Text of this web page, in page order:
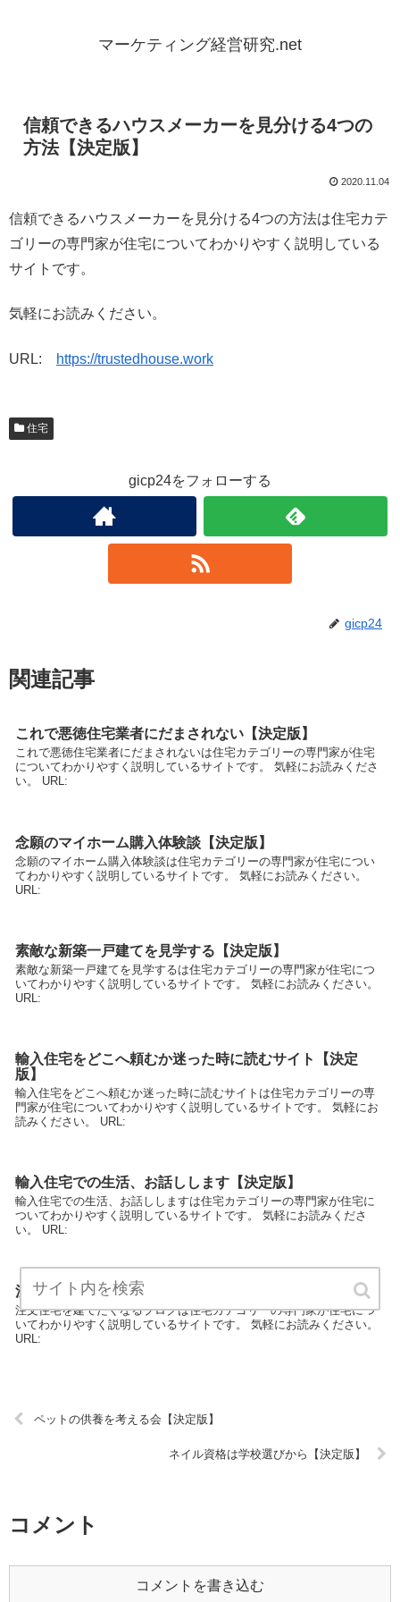
マーケティング経営研究.net
信頼できるハウスメーカーを見分ける4つの
方法【決定版】
2020.11.04
信頼できるハウスメーカーを見分ける4つの方法は住宅カテ
ゴリーの専門家が住宅についてわかりやすく説明している
サイトです。
気軽にお読みください。
URL: https://trustedhouse.work
住宅
gicp24をフォローする
gicp24
関連記事
これで悪徳住宅業者にだまされない【決定版】
これで悪徳住宅業者にだまされないは住宅カテゴリーの専門家が住宅
についてわかりやすく説明しているサイトです。 気軽にお読みくださ
い。 URL:
念願のマイホーム購入体験談【決定版】
念願のマイホーム購入体験談は住宅カテゴリーの専門家が住宅につい
てわかりやすく説明しているサイトです。 気軽にお読みください。
URL:
素敵な新築一戸建てを見学する【決定版】
素敵な新築一戸建てを見学するは住宅カテゴリーの専門家が住宅につ
いてわかりやすく説明しているサイトです。 気軽にお読みください。
URL:
輸入住宅をどこへ頼むか迷った時に読むサイト【決定
版】
輸入住宅をどこへ頼むか迷った時に読むサイトは住宅カテゴリーの専
門家が住宅についてわかりやすく説明しているサイトです。 気軽にお
読みください。 URL:
輸入住宅での生活、お話しします【決定版】
輸入住宅での生活、お話ししますは住宅カテゴリーの専門家が住宅に
ついてわかりやすく説明しているサイトです。 気軽にお読みくださ
い。 URL:
注文住宅を建てたくなるブログ【決定版】
注文住宅を建てたくなるブログは住宅カテゴリーの専門家が住宅につ
いてわかりやすく説明しているサイトです。 気軽にお読みください。
URL:
ペットの供養を考える会【決定版】
ネイル資格は学校選びから【決定版】
コメント
コメントを書き込む